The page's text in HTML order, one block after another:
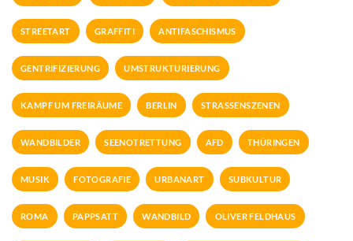
STREETART GRAFFITI ANTIFASCHISMUS
GENTRIFIZIERUNG UMSTRUKTURIERUNG
KAMPF UM FREIRÄUME BERLIN STRASSENSZENEN
WANDBILDER SEENOTRETTUNG AFD THÜRINGEN
MUSIK FOTOGRAFIE URBANART SUBKULTUR
ROMA PAPPSATT WANDBILD OLIVER FELDHAUS